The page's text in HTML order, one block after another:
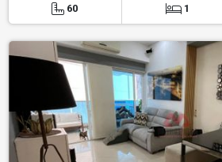
60 1